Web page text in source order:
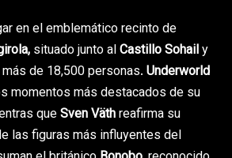
en el emblemático recinto de
situado junto alCastillo Sohaily
de 18,500 personas. Underworld
momentos más destacados de su
queSven Väthreafirma su
las figuras más influyentes del